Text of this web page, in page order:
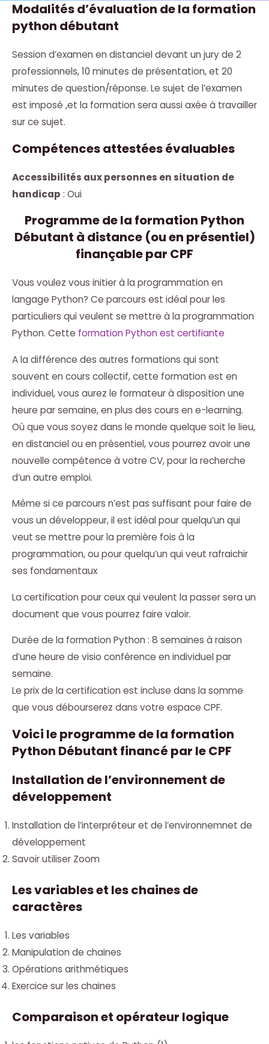
Modalités d’évaluation de la formation
python débutant
Session d’examen en distanciel devant un jury de 2
professionnels, 10 minutes de présentation, et 20
minutes de question/réponse. Le sujet de l’examen
est imposé ,et la formation sera aussi axée à travailler
sur ce sujet.
Compétences attestées évaluables
Accessibilités aux personnes en situation de
handicap : Oui
Programme de la formation Python
Débutant à distance (ou en présentiel)
finançable par CPF
Vous voulez vous initier à la programmation en
langage Python? Ce parcours est idéal pour les
particuliers qui veulent se mettre à la programmation
Python. Cette formation Python est certifiante
A la différence des autres formations qui sont
souvent en cours collectif, cette formation est en
individuel, vous aurez le formateur à disposition une
heure par semaine, en plus des cours en e-learning.
Où que vous soyez dans le monde quelque soit le lieu,
en distanciel ou en présentiel, vous pourrez avoir une
nouvelle compétence à votre CV, pour la recherche
d’un autre emploi.
Même si ce parcours n’est pas suffisant pour faire de
vous un développeur, il est idéal pour quelqu’un qui
veut se mettre pour la première fois à la
programmation, ou pour quelqu’un qui veut rafraichir
ses fondamentaux
La certification pour ceux qui veulent la passer sera un
document que vous pourrez faire valoir.
Durée de la formation Python : 8 semaines à raison
d’une heure de visio conférence en individuel par
semaine.
Le prix de la certification est incluse dans la somme
que vous débourserez dans votre espace CPF.
Voici le programme de la formation
Python Débutant financé par le CPF
Installation de l’environnement de
développement
Installation de l’interpréteur et de l’environnemnet de
développement
Savoir utiliser Zoom
Les variables et les chaines de
caractères
Les variables
Manipulation de chaines
Opérations arithmétiques
Exercice sur les chaines
Comparaison et opérateur logique